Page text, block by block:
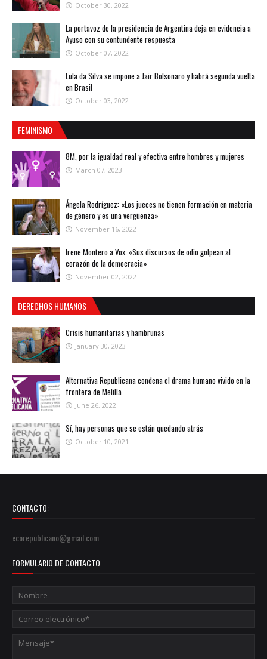
October 30, 2022
La portavoz de la presidencia de Argentina deja en evidencia a
Ayuso con su contundente respuesta
October 07, 2022
Lula da Silva se impone a Jair Bolsonaro y habrá segunda vuelta
en Brasil
October 03, 2022
FEMINISMO
8M, por la igualdad real y efectiva entre hombres y mujeres
March 07, 2023
Ángela Rodríguez: «Los jueces no tienen formación en materia
de género y es una vergüenza»
November 16, 2022
Irene Montero a Vox: «Sus discursos de odio golpean al
corazón de la democracia»
November 02, 2022
DERECHOS HUMANOS
Crisis humanitarias y hambrunas
January 30, 2023
Alternativa Republicana condena el drama humano vivido en la
frontera de Melilla
June 26, 2022
Sí, hay personas que se están quedando atrás
October 10, 2021
CONTACTO:
ecorepublicano@gmail.com
FORMULARIO DE CONTACTO